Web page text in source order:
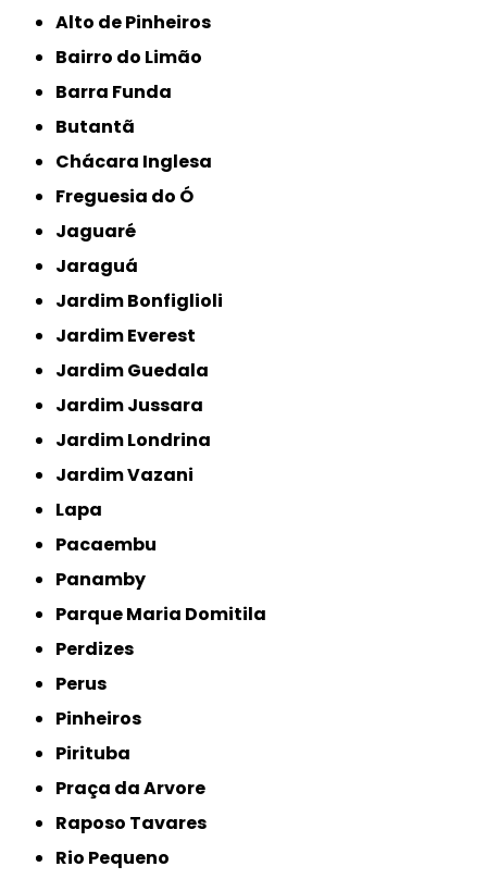
Alto de Pinheiros
Bairro do Limão
Barra Funda
Butantã
Chácara Inglesa
Freguesia do Ó
Jaguaré
Jaraguá
Jardim Bonfiglioli
Jardim Everest
Jardim Guedala
Jardim Jussara
Jardim Londrina
Jardim Vazani
Lapa
Pacaembu
Panamby
Parque Maria Domitila
Perdizes
Perus
Pinheiros
Pirituba
Praça da Arvore
Raposo Tavares
Rio Pequeno